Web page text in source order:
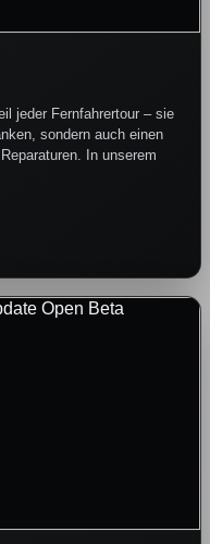
jeder Fernfahrertour – sie
sondern auch einen
In unserem